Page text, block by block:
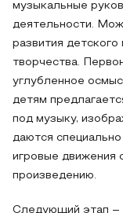
музыкальные
деятельности.
развития
творчества.
углубленное
детям
под музыку,
даются
игровые движения
произведению.
Следующий этап –